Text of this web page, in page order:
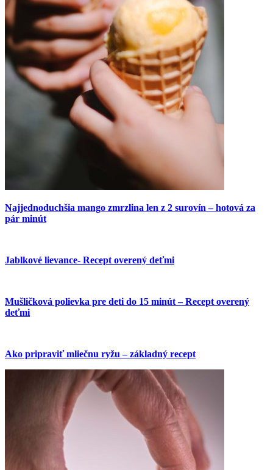
Najjednoduchšia mango zmrzlina len z 2 surovín – hotová za
pár minút
Jablkové lievance- Recept overený deťmi
Mušličková polievka pre deti do 15 minút – Recept overený
deťmi
Ako pripraviť mliečnu ryžu – základný recept